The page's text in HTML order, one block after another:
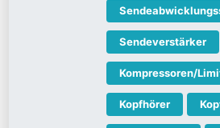
Sendeverstärker
Kompressoren/
Kopfhörer